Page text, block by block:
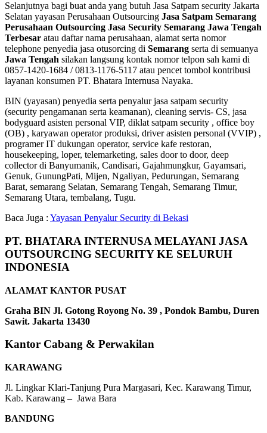
Selanjutnya bagi buat anda yang butuh Jasa Satpam security Jakarta
Selatan yayasan Perusahaan Outsourcing Jasa Satpam Semarang
Perusahaan Outsourcing Jasa Security Semarang Jawa Tengah
Terbesar atau daftar nama perusahaan, alamat serta nomor
telephone penyedia jasa otusorcing di Semarang serta di semuanya
Jawa Tengah silakan langsung kontak nomor telpon sah kami di
0857-1420-1684 / 0813-1176-5117 atau pencet tombol kontribusi
layanan konsumen PT. Bhatara Internusa Nayaka.
BIN (yayasan) penyedia serta penyalur jasa satpam security
(security pengamanan serta keamanan), cleaning servis- CS, jasa
bodyguard asisten personal VIP, diklat satpam security , office boy
(OB) , karyawan operator produksi, driver asisten personal (VVIP) ,
programer IT dukungan operator, service kafe restoran,
housekeeping, loper, telemarketing, sales door to door, deep
collector di Banyumanik, Candisari, Gajahmungkur, Gayamsari,
Genuk, GunungPati, Mijen, Ngaliyan, Pedurungan, Semarang
Barat, semarang Selatan, Semarang Tengah, Semarang Timur,
Semarang Utara, tembalang, Tugu.
Baca Juga : Yayasan Penyalur Security di Bekasi
PT. BHATARA INTERNUSA MELAYANI JASA
OUTSOURCING SECURITY KE SELURUH
INDONESIA
ALAMAT KANTOR PUSAT
Graha BIN Jl. Gotong Royong No. 39 , Pondok Bambu, Duren
Sawit. Jakarta 13430
Kantor Cabang & Perwakilan
KARAWANG
Jl. Lingkar Klari-Tanjung Pura Margasari, Kec. Karawang Timur,
Kab. Karawang – Jawa Bara
BANDUNG